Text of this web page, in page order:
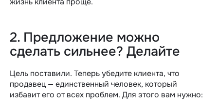
2. Предложение можно
сделать сильнее? Делайте
Цель поставили. Теперь убедите клиента, что
продавец — единственный человек, который
избавит его от всех проблем. Для этого вам нужно: